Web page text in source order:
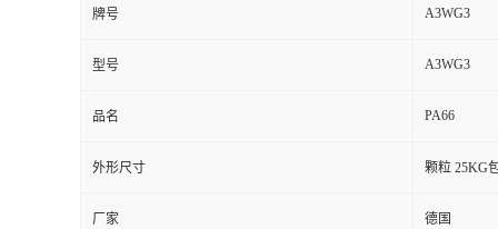
牌号 A3WG3
型号 A3WG3
品名 PA66
外形尺寸 颗粒 25KG
厂家 德国